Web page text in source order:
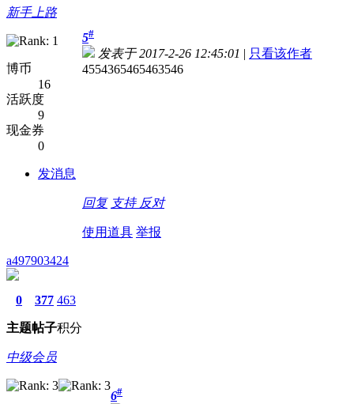
新手上路
博币
16
活跃度
9
现金券
0
发消息
5#
发表于 2017-2-26 12:45:01 | 只看该作者
4554365465463546
回复 支持 反对
使用道具 举报
a497903424
0
主题
377
帖子
463
积分
中级会员
6#